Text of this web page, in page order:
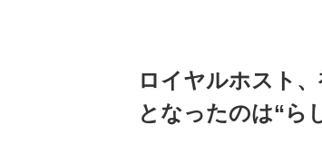
ロイヤルホスト
となったのは“ら